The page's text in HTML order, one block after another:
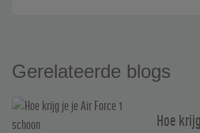
Gerelateerde blogs
Hoe